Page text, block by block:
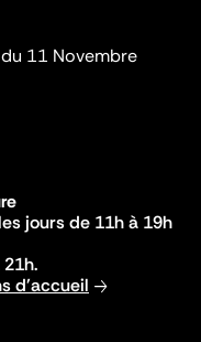
11 Novembre
jours de 11h à 19h
d'accueil